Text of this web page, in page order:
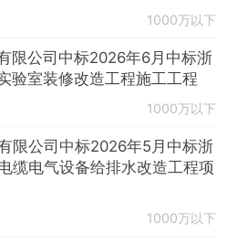
1000万以下
限公司中标2026年6月中标浙
验室装修改造工程施工工程
1000万以下
限公司中标2026年5月中标浙
缆电气设备给排水改造工程项
1000万以下